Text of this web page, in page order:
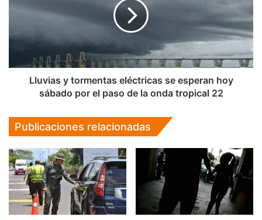
por
la
onda
22
Lluvias y tormentas eléctricas se esperan hoy
sábado por el paso de la onda tropical 22
Publicaciones relacionadas